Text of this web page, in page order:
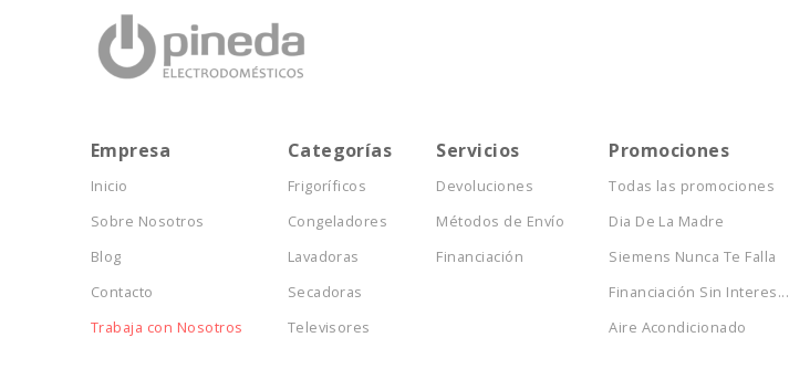
Empresa
Inicio
Sobre Nosotros
Blog
Contacto
Trabaja con Nosotros
Categorías
Frigoríficos
Congeladores
Lavadoras
Secadoras
Televisores
Servicios
Devoluciones
Métodos de Envío
Financiación
Promociones
Todas las promociones
Dia De La Madre
Siemens Nunca Te Falla
Financiación Sin Interes...
Aire Acondicionado